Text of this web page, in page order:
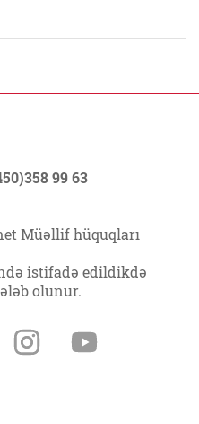
99 63
Müəllif hüquqları
istifadə edildikdə
olunur.